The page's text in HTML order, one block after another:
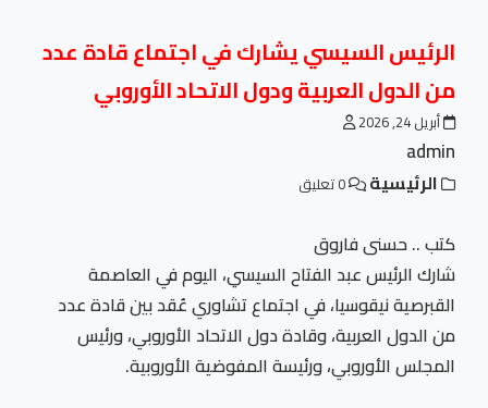
الرئيس السيسي يشارك في اجتماع قادة عدد
من الدول العربية ودول الاتحاد الأوروبي
أبريل 24, 2026
admin
الرئيسية
كتب .. حسنى فاروق
شارك الرئيس عبد الفتاح السيسي، اليوم في العاصمة
القبرصية نيقوسيا، في اجتماع تشاوري عُقد بين قادة عدد
من الدول العربية، وقادة دول الاتحاد الأوروبي، ورئيس
المجلس الأوروبي، ورئيسة المفوضية الأوروبية.